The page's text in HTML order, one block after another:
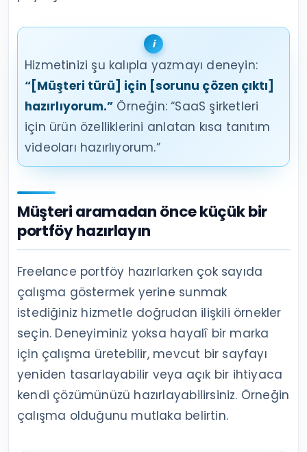
Hizmetinizi şu kalıpla yazmayı deneyin:
“[Müşteri türü] için [sorunu çözen çıktı]
hazırlıyorum.” Örneğin: “SaaS şirketleri
için ürün özelliklerini anlatan kısa tanıtım
videoları hazırlıyorum.”
Müşteri aramadan önce küçük bir
portföy hazırlayın
Freelance portföy hazırlarken çok sayıda
çalışma göstermek yerine sunmak
istediğiniz hizmetle doğrudan ilişkili örnekler
seçin. Deneyiminiz yoksa hayalî bir marka
için çalışma üretebilir, mevcut bir sayfayı
yeniden tasarlayabilir veya açık bir ihtiyaca
kendi çözümünüzü hazırlayabilirsiniz. Örneğin
çalışma olduğunu mutlaka belirtin.